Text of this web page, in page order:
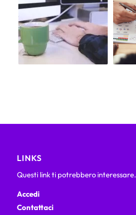
LINKS
Questi link ti potrebbero interessare.
Accedi
Contattaci